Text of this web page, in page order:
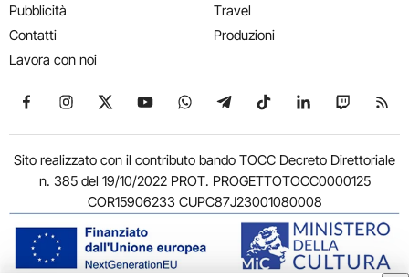
Pubblicità
Contatti
Lavora con noi
Travel
Produzioni
Seguici su Facebook
Seguici su Instagram
Seguici su X
Seguici su YouTube
Seguici su WhatsApp
Seguici su Telegram
Seguici su TikTok
Seguici su
Seguici
Sito realizzato con il contributo bando TOCC Decreto Direttoriale
n. 385 del 19/10/2022 PROT. PROGETTOTOCC0000125
COR15906233 CUPC87J23001080008